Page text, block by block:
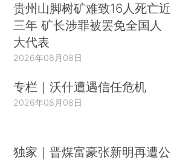
贵州山脚树矿难致16人死亡近
三年 矿长涉罪被罢免全国人
大代表
2026年08月08日
专栏｜沃什遭遇信任危机
2026年08月08日
独家｜晋煤富豪张新明再遭公